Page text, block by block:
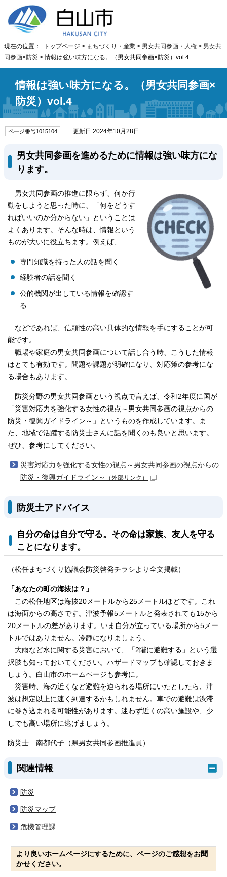
現在の位置： トップページ > まちづくり・産業 > 男女共同参画・人権 > 男女共
同参画×防災 > 情報は強い味方になる。（男女共同参画×防災）vol.4
情報は強い味方になる。（男女共同参画×
防災）vol.4
ページ番号1015104 更新日 2024年10月28日
男女共同参画を進めるために情報は強い味方にな
ります。
男女共同参画の推進に限らず、何か行
動をしようと思った時に、「何をどうす
ればいいのか分からない」ということは
よくあります。そんな時は、情報という
ものが大いに役立ちます。例えば、
専門知識を持った人の話を聞く
経験者の話を聞く
公的機関が出している情報を確認す
る
などであれば、信頼性の高い具体的な情報を手にすることが可
能です。
職場や家庭の男女共同参画について話し合う時、こうした情報
はとても有効です。問題や課題が明確になり、対応策の参考にな
る場合もあります。
防災分野の男女共同参画という視点で言えば、令和2年度に国が
「災害対応力を強化する女性の視点～男女共同参画の視点からの
防災・復興ガイドライン～」というものを作成しています。ま
た、地域で活躍する防災士さんに話を聞くのも良いと思います。
ぜひ、参考にしてください。
災害対応力を強化する女性の視点～男女共同参画の視点からの
防災・復興ガイドライン～
（外部リンク）
防災士アドバイス
自分の命は自分で守る。その命は家族、友人を守る
ことになります。
（松任まちづくり協議会防災啓発チラシより全文掲載）
「あなたの町の海抜は？」
この松任地区は海抜20メートルから25メートルほどです。これ
は海面からの高さです。津波予報5メートルと発表されても15から
20メートルの差があります。いま自分が立っている場所から5メー
トルではありません。冷静になりましょう。
大雨など水に関する災害において、「2階に避難する」という選
択肢も知っておいてください。ハザードマップも確認しておきま
しょう。白山市のホームページも参考に。
災害時、海の近くなど避難を迫られる場所にいたとしたら、津
波は想定以上に速く到達するかもしれません。車での避難は渋滞
に巻き込まれる可能性があります。迷わず近くの高い施設や、少
しでも高い場所に逃げましょう。
防災士 南都代子（県男女共同参画推進員）
関連情報
防災
防災マップ
危機管理課
より良いホームページにするために、ページのご感想をお聞
かせください。